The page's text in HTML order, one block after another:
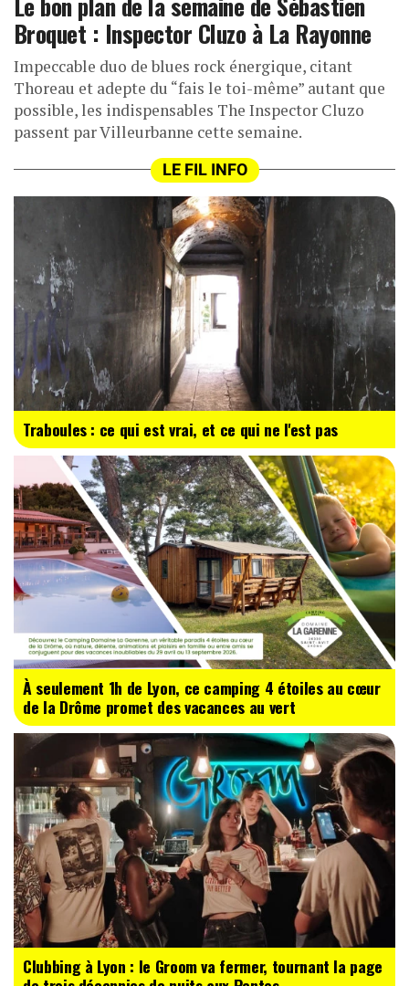
Broquet : Inspector Cluzo à La Rayonne
Impeccable duo de blues rock énergique, citant
Thoreau et adepte du “fais le toi-même” autant que
possible, les indispensables The Inspector Cluzo
passent par Villeurbanne cette semaine.
LE FIL INFO
Traboules : ce qui est vrai, et ce qui ne l'est pas
À seulement 1h de Lyon, ce camping 4 étoiles au cœur
de la Drôme promet des vacances au vert
Clubbing à Lyon : le Groom va fermer, tournant la page